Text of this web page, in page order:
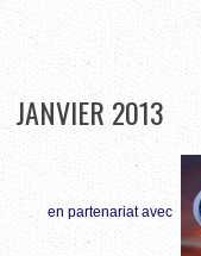
JANVIER 2013
en partenariat avec